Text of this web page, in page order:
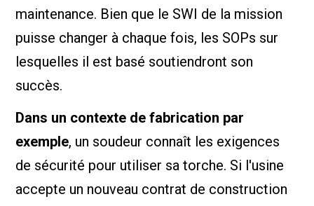
maintenance. Bien que le SWI de la mission
puisse changer à chaque fois, les SOPs sur
lesquelles il est basé soutiendront son
succès.
Dans un contexte de fabrication par
exemple, un soudeur connaît les exigences
de sécurité pour utiliser sa torche. Si l'usine
accepte un nouveau contrat de construction